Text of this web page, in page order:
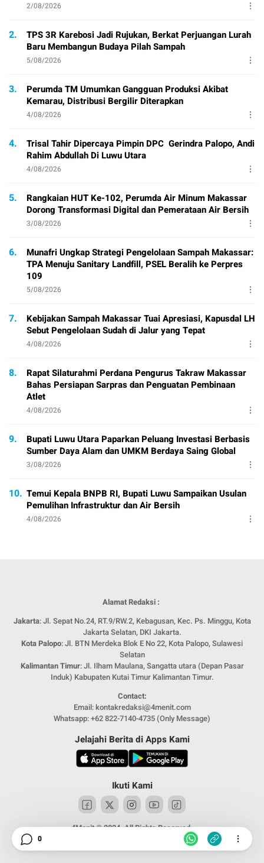
2/08/2026
2.
TPS 3R Karebosi Jadi Rujukan, Berkat Perjuangan Lurah
Baru Membangun Budaya Pilah Sampah
5/08/2026
3.
Perumda TM Umumkan Gangguan Produksi Akibat
Kemarau, Distribusi Bergilir Diterapkan
4/08/2026
4.
Trisal Tahir Dipercaya Pimpin DPC Gerindra Palopo, Andi
Rahim Abdullah Di Luwu Utara
4/08/2026
5.
Rangkaian HUT Ke-102, Perumda Air Minum Makassar
Dorong Transformasi Digital dan Pemerataan Air Bersih
3/08/2026
6.
Munafri Ungkap Strategi Pengelolaan Sampah Makassar:
TPA Menuju Sanitary Landfill, PSEL Beralih ke Perpres
109
5/08/2026
7.
Kebijakan Sampah Makassar Tuai Apresiasi, Kapusdal LH
Sebut Pengelolaan Sudah di Jalur yang Tepat
4/08/2026
8.
Rapat Silaturahmi Perdana Pengurus Takraw Makassar
Bahas Persiapan Sarpras dan Penguatan Pembinaan
Atlet
4/08/2026
9.
Bupati Luwu Utara Paparkan Peluang Investasi Berbasis
Sumber Daya Alam dan UMKM Berdaya Saing Global
3/08/2026
10. Temui Kepala BNPB RI, Bupati Luwu Sampaikan Usulan
Pemulihan Infrastruktur dan Air Bersih
4/08/2026
Alamat Redaksi :
Jakarta: Jl. Sepat No.24, RT.9/RW.2, Kebagusan, Kec. Ps. Minggu, Kota
Jakarta Selatan, DKI Jakarta.
Kota Palopo: Jl. BTN Merdeka Blok E No 22, Kota Palopo, Sulawesi
Selatan
Kalimantan Timur: Jl. Ilham Maulana, Sangatta utara (Depan Pasar
Induk) Kabupaten Kutai Timur Kalimantan Timur.
Contact:
Email: kontakredaksi@4menit.com
Whatsapp: +62 822-7140-4735 (Only Message)
Jelajahi Berita di Apps Kami
Ikuti Kami
4Menit © 2024. All Rights Reserved.
0